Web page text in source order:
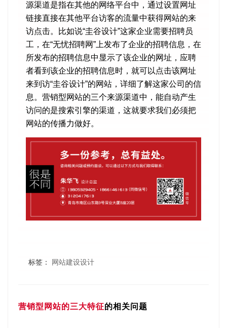
源渠道是指在其他的网络平台中，通过设置网址
链接直接在其他平台访客的流量中获得网站的来
访点击。比如说“圭谷设计”这家企业需要招聘员
工，在“无忧招聘网”上发布了企业的招聘信息，在
所发布的招聘信息中显示了该企业的网址，应聘
者看到该企业的招聘信息时，就可以点击该网址
来到访“圭谷设计”的网站，详细了解这家公司的信
息。营销型网站的三个来源渠道中，能自动产生
访问的是搜索引擎的渠道，这就要求我们必须把
网站的传播力做好。
标签： 网站建设设计
营销型网站的三大特征的相关问题